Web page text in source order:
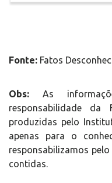
Fonte: Fatos
Obs: As
responsabilidade da
produzidas pelo
apenas para o
responsabilizamos
contidas.